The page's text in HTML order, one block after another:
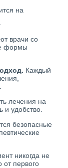
на
врачи со
формы
Каждый
лечения на
и удобство.
безопасные
никогда не
от первого